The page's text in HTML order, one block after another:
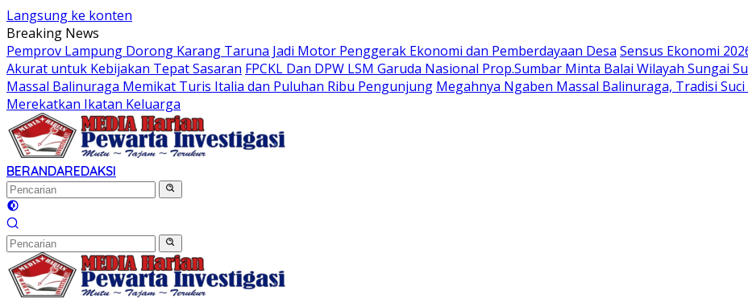
Langsung ke konten
Breaking News
Pemprov Lampung Dorong Karang Taruna Jadi Motor Penggerak Ekonomi dan Pemberdayaan Desa Sensus Ekonomi
Akurat untuk Kebijakan Tepat Sasaran FPCKL Dan DPW LSM Garuda Nasional Prop.Sumbar Minta Balai Wilayah Sungai
Massal Balinuraga Memikat Turis Italia dan Puluhan Ribu Pengunjung Megahnya Ngaben Massal Balinuraga, Tradisi
Merekatkan Ikatan Keluarga
BERANDAREDAKSI